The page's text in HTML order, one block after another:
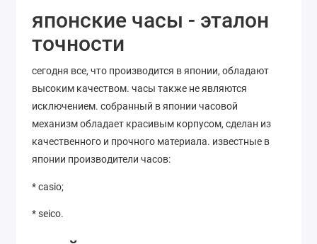
японские часы - эталон
точности
сегодня все, что производится в японии, обладают
высоким качеством. часы также не являются
исключением. собранный в японии часовой
механизм обладает красивым корпусом, сделан из
качественного и прочного материала. известные в
японии производители часов:
* casio;
* seico.